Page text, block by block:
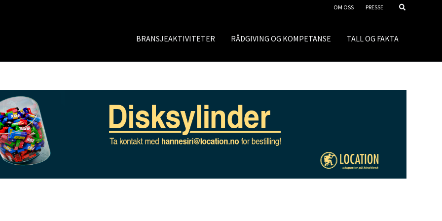
OM OSS PRESSE
BRANSJEAKTIVITETER RÅDGIVING OG KOMPETANSE TALL OG FAKTA